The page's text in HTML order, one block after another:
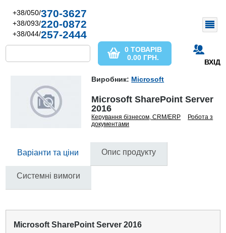
+38/050/370-3627
+38/093/220-0872
+38/044/257-2444
ВХІД
0 ТОВАРІВ
0.00 ГРН.
Виробник: Microsoft
Microsoft SharePoint Server
2016
Керування бізнесом, CRM/ERP
Робота з
документами
Варіанти та ціни Опис продукту
Системні вимоги
Microsoft SharePoint Server 2016